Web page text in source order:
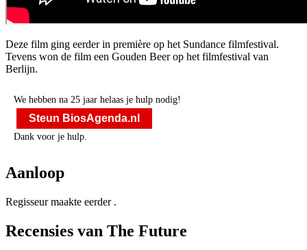
Deze film ging eerder in première op het Sundance filmfestival.
Tevens won de film een Gouden Beer op het filmfestival van
Berlijn.
We hebben na 25 jaar helaas je hulp nodig!
Steun BiosAgenda.nl
Dank voor je hulp.
Aanloop
Regisseurmaakte eerder .
Recensies van The Future